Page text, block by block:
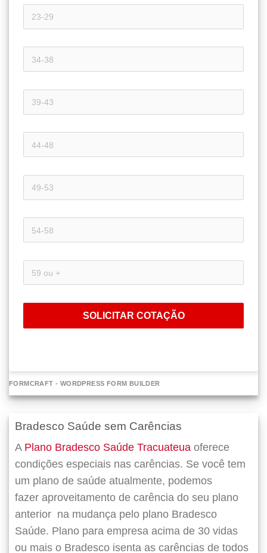
SOLICITAR COTAÇÃO
FORMCRAFT - WORDPRESS FORM BUILDER
Bradesco Saúde sem Carências
A Plano Bradesco Saúde Tracuateua oferece
condições especiais nas carências. Se você tem
um plano de saúde atualmente, podemos
fazer aproveitamento de carência do seu plano
anterior na mudança pelo plano Bradesco
Saúde. Plano para empresa acima de 30 vidas
ou mais o Bradesco isenta as carências de todos